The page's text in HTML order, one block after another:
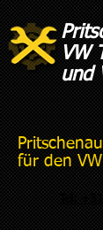
VW
und
für den